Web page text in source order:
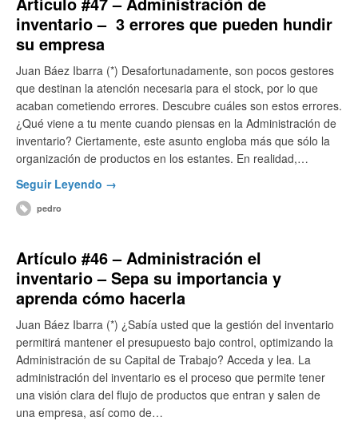
inventario – 3 errores que pueden hundir
su empresa
Juan Báez Ibarra (*) Desafortunadamente, son pocos gestores
que destinan la atención necesaria para el stock, por lo que
acaban cometiendo errores. Descubre cuáles son estos errores.
¿Qué viene a tu mente cuando piensas en la Administración de
inventario? Ciertamente, este asunto engloba más que sólo la
organización de productos en los estantes. En realidad,…
Seguir Leyendo →
pedro
Artículo #46 – Administración el
inventario – Sepa su importancia y
aprenda cómo hacerla
Juan Báez Ibarra (*) ¿Sabía usted que la gestión del inventario
permitirá mantener el presupuesto bajo control, optimizando la
Administración de su Capital de Trabajo? Acceda y lea. La
administración del inventario es el proceso que permite tener
una visión clara del flujo de productos que entran y salen de
una empresa, así como de…